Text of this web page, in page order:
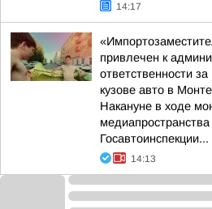
14:17
привлечен к
ответственности
кузове авто в
Накануне в ходе
медиапространства
Госавтоинспекции...
14:13